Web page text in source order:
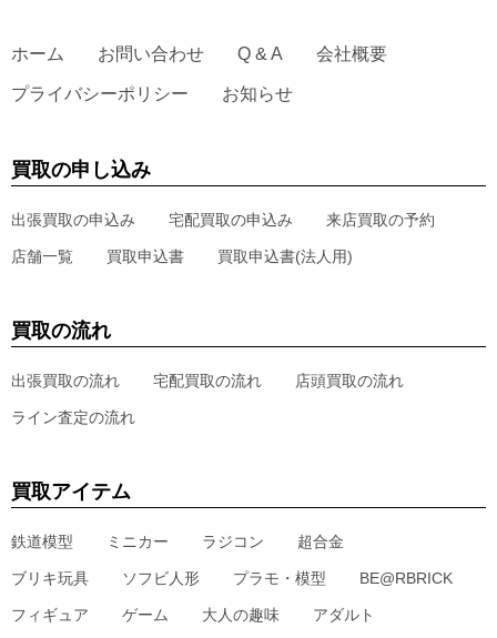
ホーム お問い合わせ Q & A 会社概要
プライバシーポリシー お知らせ
買取の申し込み
出張買取の申込み 宅配買取の申込み 来店買取の予約
店舗一覧 買取申込書 買取申込書(法人用)
買取の流れ
出張買取の流れ 宅配買取の流れ 店頭買取の流れ
ライン査定の流れ
買取アイテム
鉄道模型 ミニカー ラジコン 超合金
ブリキ玩具 ソフビ人形 プラモ・模型 BE@RBRICK
フィギュア ゲーム 大人の趣味 アダルト